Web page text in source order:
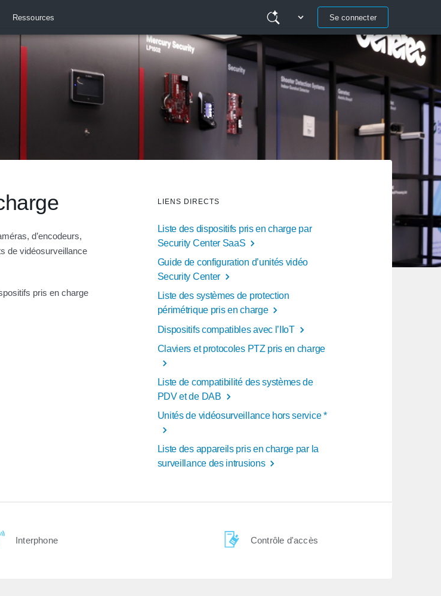
Ressources Se connecter
d’encodeurs,
de vidéosurveillance
pris en charge
LIENS DIRECTS
Liste des dispositifs pris en charge par
Security Center SaaS
Guide de configuration d’unités vidéo
Security Center
Liste des systèmes de protection
périmétrique pris en charge
Dispositifs compatibles avec l’IIoT
Claviers et protocoles PTZ pris en charge
Liste de compatibilité des systèmes de
PDV et de DAB
Unités de vidéosurveillance hors service *
Liste des appareils pris en charge par la
surveillance des intrusions
Interphone Contrôle d'accès